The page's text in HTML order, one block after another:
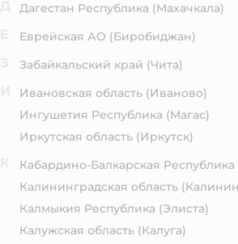
Дагестан Республика (Махачкала)
Еврейская АО (Биробиджан)
Забайкальский край (Чита)
Ивановская область (Иваново)
Ингушетия Республика (Магас)
Иркутская область (Иркутск)
Кабардино-Балкарская Республика
Калининградская область
Калмыкия Республика (Элиста)
Калужская область (Калуга)